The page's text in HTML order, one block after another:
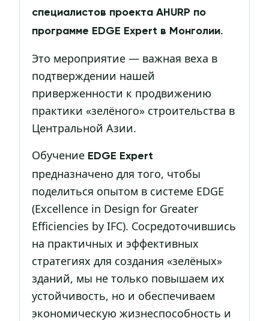
специалистов проекта AHURP по
программе EDGE Expert в Монголии.
Это мероприятие — важная веха в
подтверждении нашей
приверженности к продвижению
практики «зелёного» строительства в
Центральной Азии.
Обучение EDGE Expert
предназначено для того, чтобы
поделиться опытом в системе EDGE
(Excellence in Design for Greater
Efficiencies by IFC). Сосредоточившись
на практичных и эффективных
стратегиях для создания «зелёных»
зданий, мы не только повышаем их
устойчивость, но и обеспечиваем
экономическую жизнеспособность и